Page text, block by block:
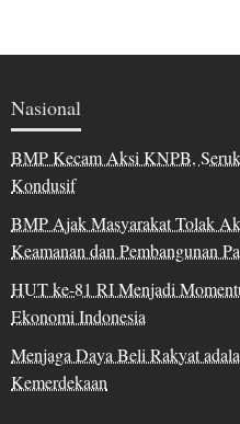
Nasional
BMP Kecam Aksi KNPB,
Kondusif
BMP Ajak Masyarakat Tolak
Keamanan dan Pembangunan
HUT ke-81 RI Menjadi
Ekonomi Indonesia
Menjaga Daya Beli Rakyat
Kemerdekaan